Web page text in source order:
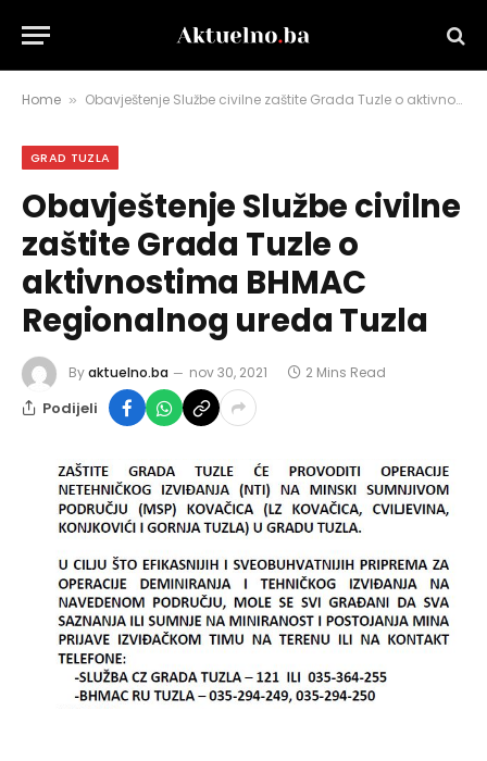
Home » Obavještenje Službe civilne zaštite Grada Tuzle o aktivnostima BHMAC Regionalnog ureda Tuzla
GRAD TUZLA
Obavještenje Službe civilne
zaštite Grada Tuzle o
aktivnostima BHMAC
Regionalnog ureda Tuzla
Byaktuelno.ba nov 30, 2021 2 Mins Read
Podijeli